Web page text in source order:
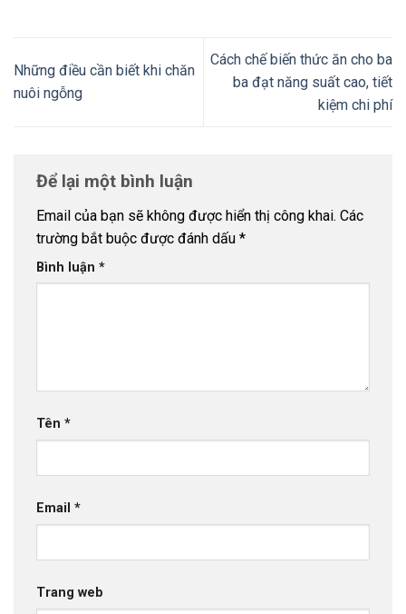
Những điều cần biết khi chăn
nuôi ngỗng
Cách chế biến thức ăn cho ba
ba đạt năng suất cao, tiết
kiệm chi phí
Để lại một bình luận
Email của bạn sẽ không được hiển thị công khai. Các
trường bắt buộc được đánh dấu *
Bình luận *
Tên *
Email *
Trang web